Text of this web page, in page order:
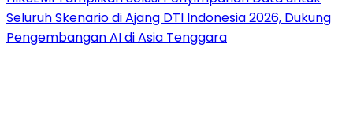
Seluruh Skenario di Ajang DTI Indonesia 2026, Dukung
Pengembangan AI di Asia Tenggara